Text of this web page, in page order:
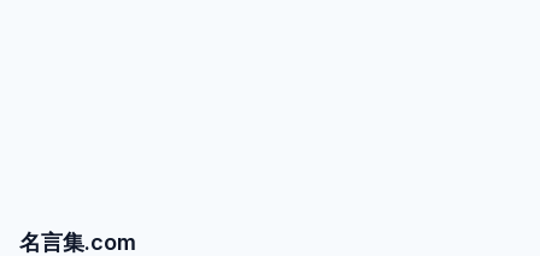
名言集.com